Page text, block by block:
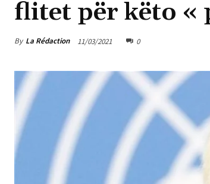
flitet për këto «
By La Rédaction 11/03/2021 0